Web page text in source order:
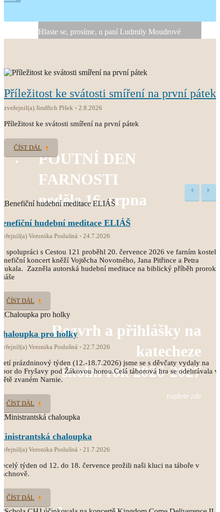
Hlaste se, prosíme, u paní Ludmily Moudrové
POUTNÍ DEN
FARNOSTI
neděle 16. srpna
Rozvrh a přihlášky na
katecheze
školní rok 2026-2027
najdete zde
Příležitost ke svátosti smíření na první pátek
zveřejnil(a) Jindřich Plšek 2.8.2026
Příležitost ke svátosti smíření na první pátek
ČÍST DÁL
hudební meditace ELIÁŠ
Veronika Poslušná 24.7.2026
spolupráci s Cestou 121 proběhl 20. července 2026 ve farním kostele
koncert kněží Vojtěcha Novotného, Jana Pitřince a Petra
Zazněla autorská hudební meditace na biblický příběh proroka
ČÍST DÁL
pro holky
Veronika Poslušná 22.7.2026
prázdninový týden (12.-18.7.2026) jsme se s děvčaty vydaly na
do Fryšavy pod Žákovou horou.Celá táborová hra se odehrávala
zvaném Narnie.
ČÍST DÁL
chaloupka
Veronika Poslušná 21.7.2026
týden od 12. do 18. července prožili naši kluci na táboře v
ČÍST DÁL